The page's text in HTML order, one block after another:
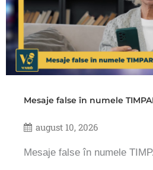
Mesaje false în numele
august 10, 2026
Mesaje false în numele